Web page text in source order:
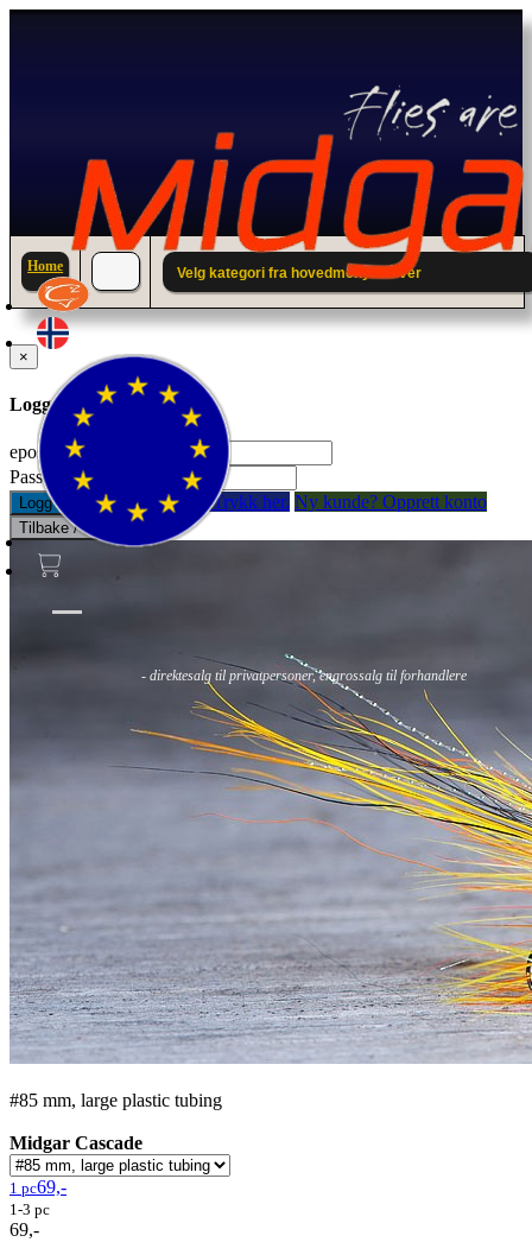
Fluer Fluefiske Fluebinding Kurs & Guiding
- direktesalg til privatpersoner, engrossalg til forhandlere
Home Velg kategori fra hovedmenyen over
×
Logg inn til din konto.
epostadresse:
Passord:
Logg inn Glemt passord? Trykk her. Ny kunde? Opprett konto
Tilbake / Lukk
#85 mm, large plastic tubing
Midgar Cascade
1 pc69,-
1-3 pc
69,-